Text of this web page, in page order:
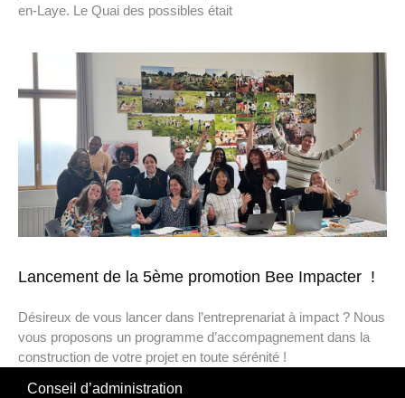
en-Laye. Le Quai des possibles était
Lancement de la 5ème promotion Bee Impacter !
Désireux de vous lancer dans l’entreprenariat à impact ? Nous
vous proposons un programme d’accompagnement dans la
construction de votre projet en toute sérénité !
Conseil d’administration